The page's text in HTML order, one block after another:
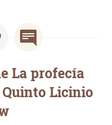
La profecía
Licinio